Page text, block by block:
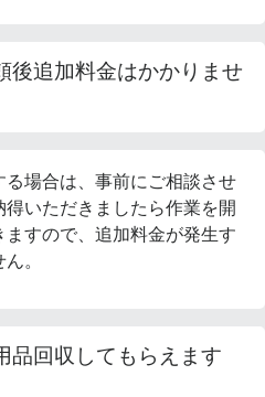
後追加料金はかかりませ
場合は、事前にご相談させ
得いただきましたら作業を開
すので、追加料金が発生す
。
品回収してもらえます